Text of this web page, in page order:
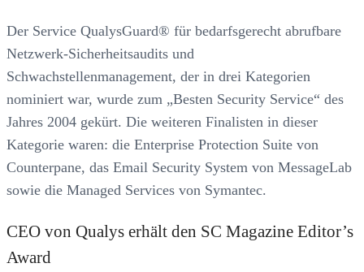
Der Service QualysGuard® für bedarfsgerecht abrufbare
Netzwerk-Sicherheitsaudits und
Schwachstellenmanagement, der in drei Kategorien
nominiert war, wurde zum „Besten Security Service“ des
Jahres 2004 gekürt. Die weiteren Finalisten in dieser
Kategorie waren: die Enterprise Protection Suite von
Counterpane, das Email Security System von MessageLab
sowie die Managed Services von Symantec.
CEO von Qualys erhält den SC Magazine Editor’s
Award